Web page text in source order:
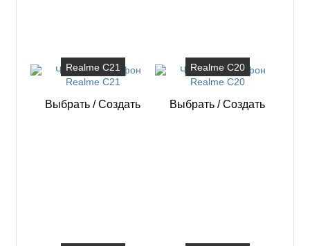
Realme C21
Выбрать /Создать
Realme C20
Выбрать /Создать